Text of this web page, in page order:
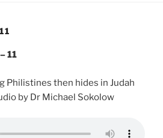
11
Philistines then hides in Judah
by Dr Michael Sokolow